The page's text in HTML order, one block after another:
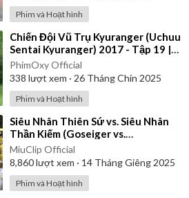
Phim và Hoạt hình
⁣Chiến Đội Vũ Trụ Kyuranger (Uchuu
Sentai Kyuranger) 2017 - Tập 19 |
Thuyết Minh
PhimOxy Official
338 lượt xem · 26 Tháng Chín 2025
Phim và Hoạt hình
⁣Siêu Nhân Thiên Sứ vs. Siêu Nhân
Thần Kiếm (Goseiger vs.
Shinkenger) | Vietsub
MiuClip Official
8,860lượt xem · 14 Tháng Giêng 2025
Phim và Hoạt hình